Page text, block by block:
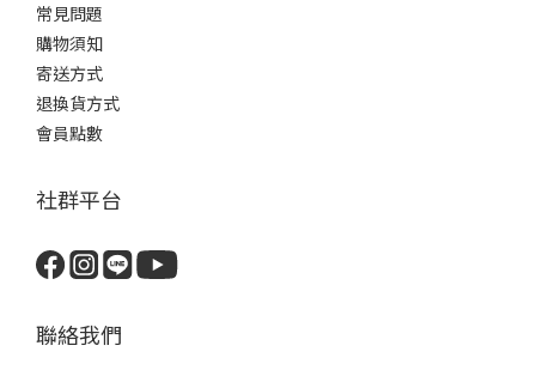
常見問題
購物須知
寄送方式
退換貨方式
會員點數
社群平台
聯絡我們